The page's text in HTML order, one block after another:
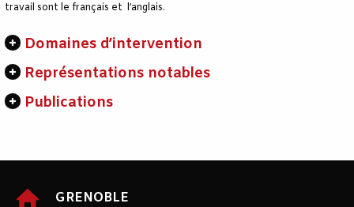
travail sont le français et l’anglais.
Domaines d’intervention
Représentations notables
Publications
GRENOBLE